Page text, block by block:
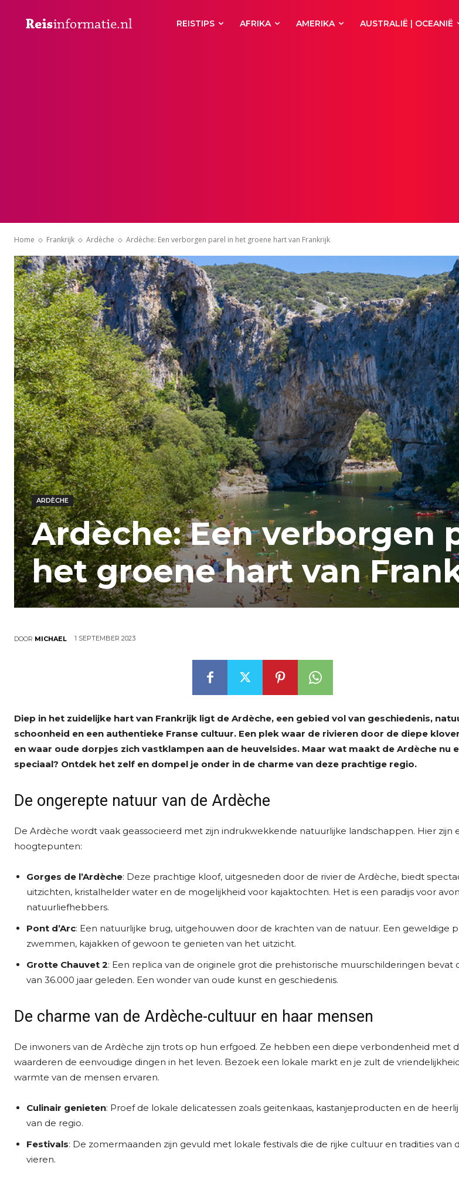
REISTIPS AFRIKA AMERIKA AUSTRALIË | OCEANIË
Home Frankrijk Ardèche Ardèche: Een verborgen parel in het groene hart van Frankrijk
ARDÈCHE
Ardèche: Een verborgen
het groene hart van
DOOR MICHAEL 1 SEPTEMBER 2023
Diep in het zuidelijke hart van Frankrijk ligt de Ardèche, een gebied vol van geschiedenis,
schoonheid en een authentieke Franse cultuur. Een plek waar de rivieren door de diepe
en waar oude dorpjes zich vastklampen aan de heuvelsides. Maar wat maakt de Ardèche nu
speciaal? Ontdek het zelf en dompel je onder in de charme van deze prachtige regio.
De ongerepte natuur van de Ardèche
De Ardèche wordt vaak geassocieerd met zijn indrukwekkende natuurlijke landschappen. Hier zijn
hoogtepunten:
Gorges de l’Ardèche: Deze prachtige kloof, uitgesneden door de rivier de Ardèche, biedt
uitzichten, kristalhelder water en de mogelijkheid voor kajaktochten. Het is een paradijs voor
natuurliefhebbers.
Pont d’Arc: Een natuurlijke brug, uitgehouwen door de krachten van de natuur. Een geweldige
zwemmen, kajakken of gewoon te genieten van het uitzicht.
Grotte Chauvet 2: Een replica van de originele grot die prehistorische muurschilderingen bevat
van 36.000 jaar geleden. Een wonder van oude kunst en geschiedenis.
De charme van de Ardèche-cultuur en haar mensen
De inwoners van de Ardèche zijn trots op hun erfgoed. Ze hebben een diepe verbondenheid met
waarderen de eenvoudige dingen in het leven. Bezoek een lokale markt en je zult de
warmte van de mensen ervaren.
Culinair genieten: Proef de lokale delicatessen zoals geitenkaas, kastanjeproducten en de
van de regio.
Festivals: De zomermaanden zijn gevuld met lokale festivals die de rijke cultuur en tradities van
vieren.